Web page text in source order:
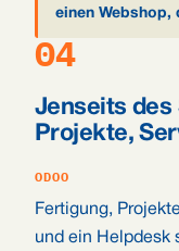
einen Webshop,
04
Jenseits des
Projekte,
ODOO
Fertigung,
und ein Helpdesk